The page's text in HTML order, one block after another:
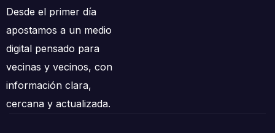
Desde el primer día
apostamos a un medio
digital pensado para
vecinas y vecinos, con
información clara,
cercana y actualizada.